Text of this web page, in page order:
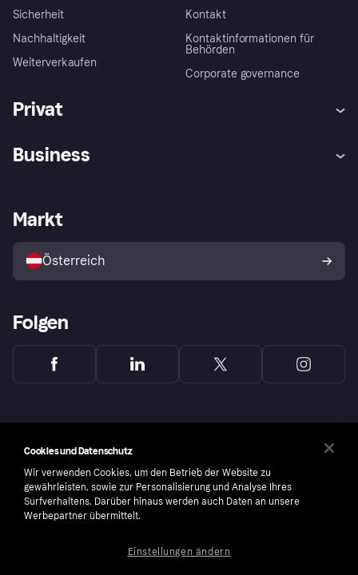
Sicherheit
Nachhaltigkeit
Weiterverkaufen
Kontakt
Kontaktinformationen für
Behörden
Corporate governance
Privat
Shops entdecken
Business
Händlerportal
Markt
Österreich
Folgen
Cookies und Datenschutz
Wir verwenden Cookies, um den Betrieb der Website zu
gewährleisten, sowie zur Personalisierung und Analyse Ihres
Surfverhaltens. Darüber hinaus werden auch Daten an unsere
Werbepartner übermittelt.
Einstellungen ändern